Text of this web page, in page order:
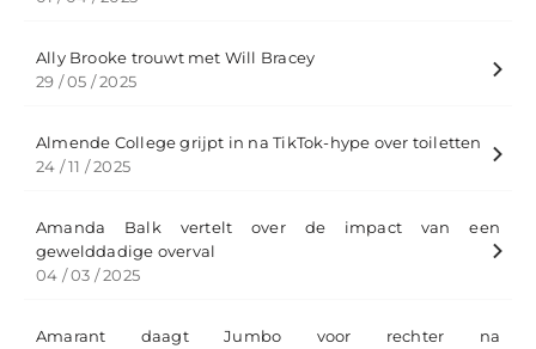
Ally Brooke trouwt met Will Bracey
29 / 05 / 2025
Almende College grijpt in na TikTok-hype over toiletten
24 / 11 / 2025
Amanda Balk vertelt over de impact van een
gewelddadige overval
04 / 03 / 2025
Amarant daagt Jumbo voor rechter na